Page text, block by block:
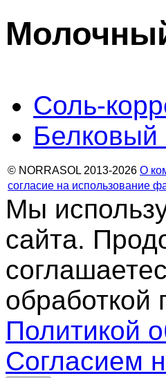
Соль-
Белковый
© NORRASOL 2013-2026 О
согласие на использование
Мы
сайта.
обработкой
Политикой
Согласием